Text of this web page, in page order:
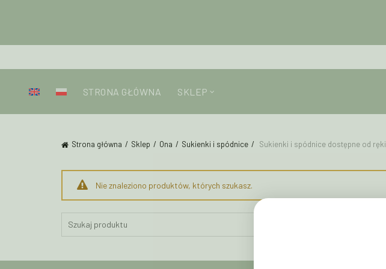
STRONA GŁÓWNA SKLEP
Strona główna Sklep Ona Sukienki i spódnice Sukienki i spódnice dostępne od ręki
Nie znaleziono produktów, których szukasz.